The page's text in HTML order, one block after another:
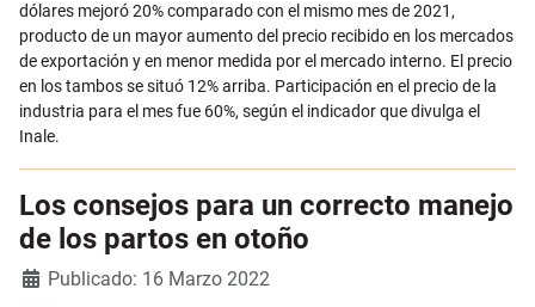
dólares mejoró 20% comparado con el mismo mes de 2021,
producto de un mayor aumento del precio recibido en los mercados
de exportación y en menor medida por el mercado interno. El precio
en los tambos se situó 12% arriba. Participación en el precio de la
industria para el mes fue 60%, según el indicador que divulga el
Inale.
Los consejos para un correcto manejo
de los partos en otoño
DetallesPublicado: 16 Marzo 2022